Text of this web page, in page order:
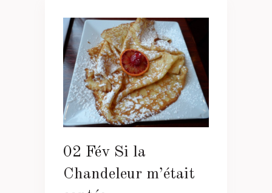
02 Fév Si la
Chandeleur m’était